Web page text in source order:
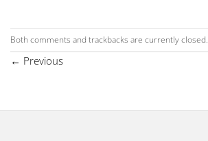
Both comments and trackbacks are currently closed.
← Previous